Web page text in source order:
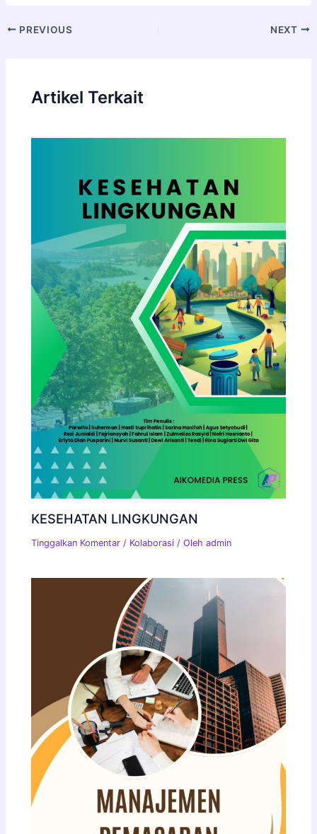
PREVIOUS NEXT
Artikel Terkait
KESEHATAN LINGKUNGAN
Tinggalkan Komentar / Kolaborasi / Olehadmin